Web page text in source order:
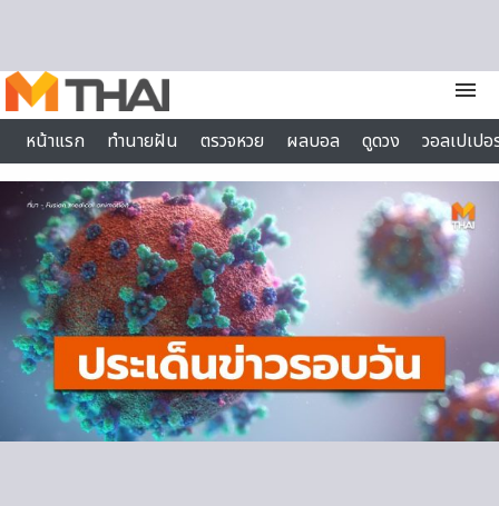
menu
หน้าแรก
ทำนายฝัน ตรวจหวย ผลบอล ดูดวง
วอลเปเป
ไลฟ์สไตล์